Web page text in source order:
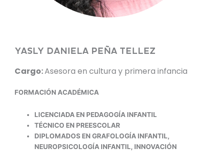
YASLY DANIELA PEÑA TELLEZ
Cargo:Asesora en cultura y primera infancia
FORMACIÓN ACADÉMICA
LICENCIADA EN PEDAGOGÍA INFANTIL
TÉCNICO EN PREESCOLAR
DIPLOMADOS EN GRAFOLOGÍA INFANTIL,
NEUROPSICOLOGÍA INFANTIL, INNOVACIÓN